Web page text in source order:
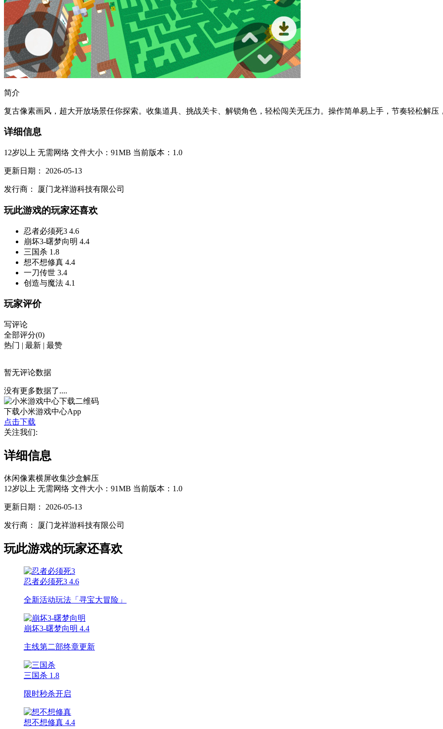
简介
复古像素画风，超大开放场景任你探索。收集道具、挑战关卡、解锁角色，轻松闯关无压力。操作简单易上手，节奏轻松解压
详细信息
12岁以上 无需网络 文件大小：91MB 当前版本：1.0
更新日期： 2026-05-13
发行商： 厦门龙祥游科技有限公司
玩此游戏的玩家还喜欢
忍者必须死3 4.6
崩坏3-曙梦向明 4.4
三国杀 1.8
想不想修真 4.4
一刀传世 3.4
创造与魔法 4.1
玩家评价
写评论
全部评分(0)
热门 | 最新 | 最赞
暂无评论数据
没有更多数据了....
下载小米游戏中心App
点击下载
关注我们:
详细信息
休闲像素横屏收集沙盒解压
12岁以上 无需网络 文件大小：91MB 当前版本：1.0
更新日期： 2026-05-13
发行商： 厦门龙祥游科技有限公司
玩此游戏的玩家还喜欢
忍者必须死3 4.6
全新活动玩法「寻宝大冒险」
崩坏3-曙梦向明 4.4
主线第二部终章更新
三国杀 1.8
限时秒杀开启
想不想修真 4.4